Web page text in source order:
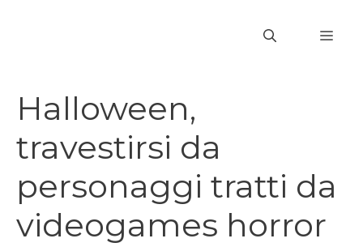
Halloween,
travestirsi da
personaggi tratti da
videogames horror